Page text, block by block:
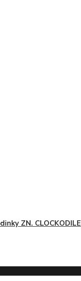
ZN. CLOCKODILE